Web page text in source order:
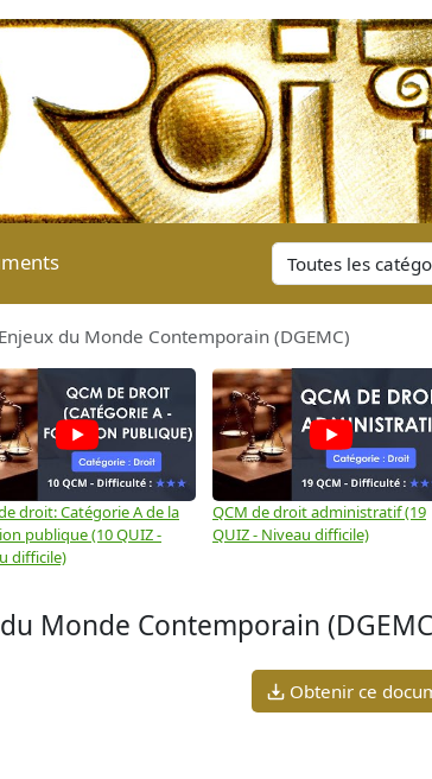
du Monde Contemporain (DGEMC)
droit: Catégorie A de la
publique (10 QUIZ -
difficile)
QCM de droit administratif (19
QUIZ - Niveau difficile)
Monde Contemporain
Obtenir ce